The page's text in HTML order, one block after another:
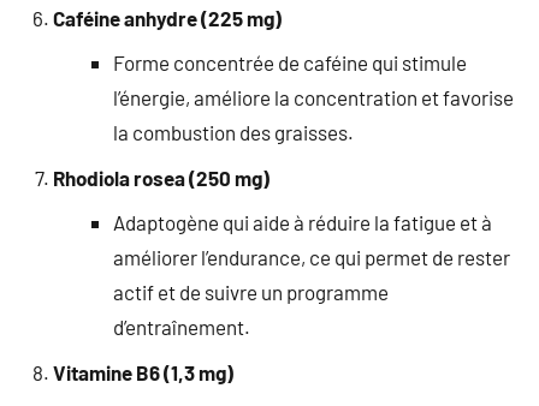
Caféine anhydre (225 mg)
Forme concentrée de caféine qui stimule
l’énergie, améliore la concentration et favorise
la combustion des graisses.
Rhodiola rosea (250 mg)
Adaptogène qui aide à réduire la fatigue et à
améliorer l’endurance, ce qui permet de rester
actif et de suivre un programme
d’entraînement.
Vitamine B6 (1,3 mg)